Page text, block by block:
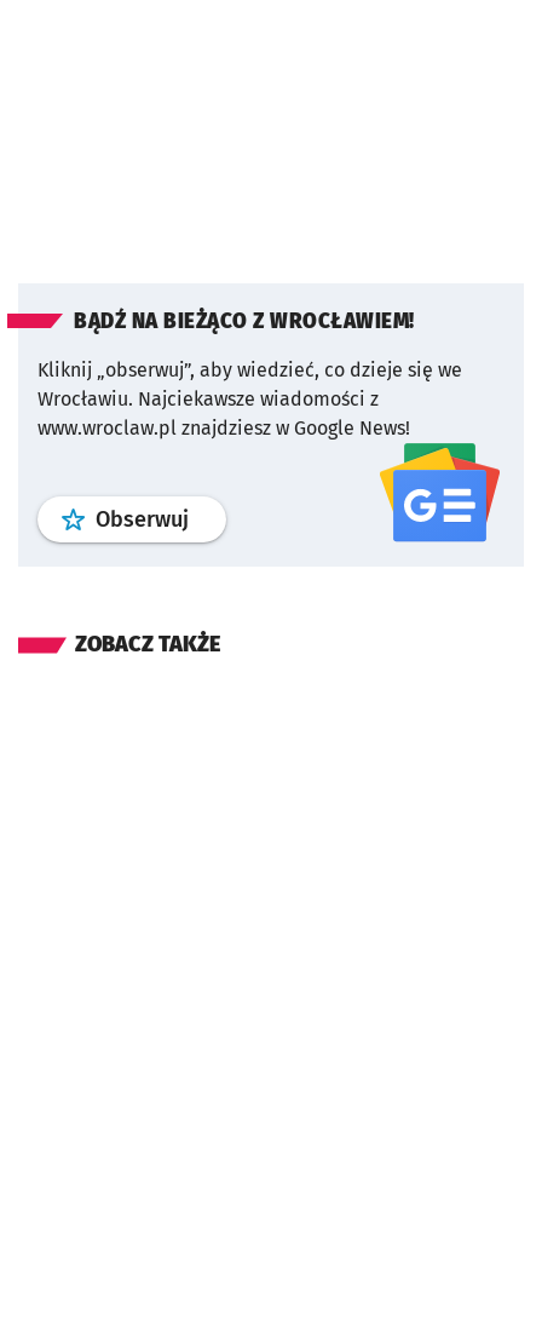
BĄDŹ NA BIEŻĄCO Z WROCŁAWIEM!
Kliknij „obserwuj”, aby wiedzieć, co dzieje się we
Wrocławiu. Najciekawsze wiadomości z
www.wroclaw.pl znajdziesz w Google News!
Obserwuj profil serwisu
ZOBACZ TAKŻE